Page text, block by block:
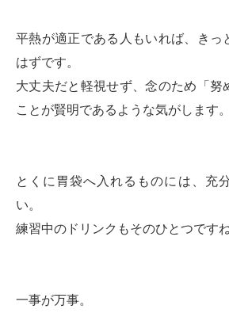
平熱が適正である人もいれば、きっ
はずです。
大丈夫だと軽視せず、念のため「努
ことが賢明であるような気がします。
とくに胃袋へ入れるものには、充
い。
練習中のドリンクもそのひとつですね
一事が万事。